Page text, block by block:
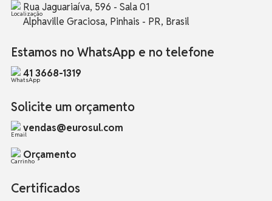
Rua Jaguariaíva, 596 - Sala 01
Alphaville Graciosa, Pinhais - PR, Brasil
Estamos no WhatsApp e no telefone
41 3668-1319
Solicite um orçamento
vendas@eurosul.com
Orçamento
Certificados